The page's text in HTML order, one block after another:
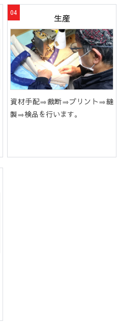
生産
資材手配⇒裁断⇒プリント⇒縫
製⇒検品を行います。